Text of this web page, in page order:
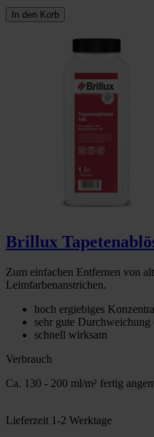
In den Korb
Brillux
Zum einfachen Entfernen von
Leimfarbenanstrichen.
hoch ergiebiges
sehr gute Durchweichung
schnell wirksam
Verbrauch
Ca. 130 - 200 ml/m² fertig
Lieferzeit 1-2 Werktage